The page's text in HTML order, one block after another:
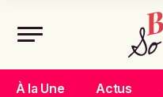
À la Une Actus